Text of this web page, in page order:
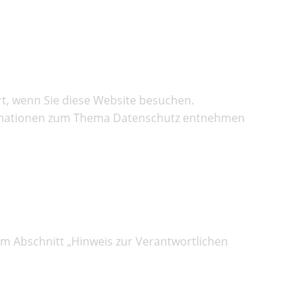
wenn Sie diese Website besuchen.
zum Thema Datenschutz entnehmen
Abschnitt „Hinweis zur Verantwortlichen